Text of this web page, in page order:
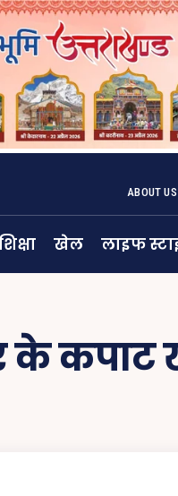
ABOUT US
खेल लाइफ
के